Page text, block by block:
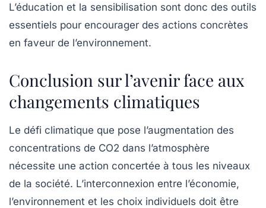
L’éducation et la sensibilisation sont donc des outils
essentiels pour encourager des actions concrètes
en faveur de l’environnement.
Conclusion sur l’avenir face aux
changements climatiques
Le défi climatique que pose l’augmentation des
concentrations de CO2 dans l’atmosphère
nécessite une action concertée à tous les niveaux
de la société. L’interconnexion entre l’économie,
l’environnement et les choix individuels doit être